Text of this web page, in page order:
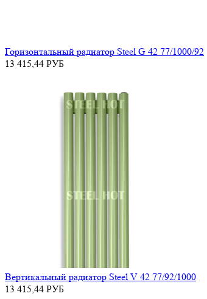
Горизонтальный радиатор Steel G 42 77/1000/92
13 415,44 РУБ
Вертикальный радиатор Steel V 42 77/92/1000
13 415,44 РУБ